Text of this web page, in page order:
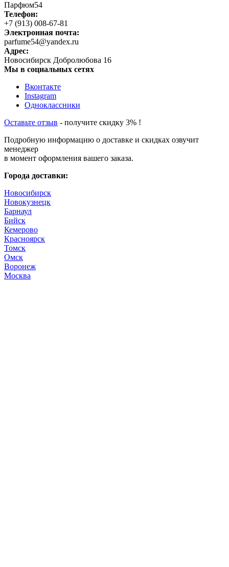
Парфюм54
Телефон:
+7 (913) 008-67-81
Электронная почта:
parfume54@yandex.ru
Адрес:
Новосибирск Добролюбова 16
Мы в социальных сетях
Вконтакте
Instagram
Одноклассники
Оставьте отзыв - получите скидку 3% !
Подробную информацию о доставке и скидках озвучит
менеджер
в момент оформления вашего заказа.
Города доставки:
Новосибирск
Новокузнецк
Барнаул
Бийск
Кемерово
Красноярск
Томск
Омск
Воронеж
Москва